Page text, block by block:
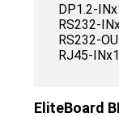
DP1.2-
RS232-
RS232-
RJ45-
EliteBoard